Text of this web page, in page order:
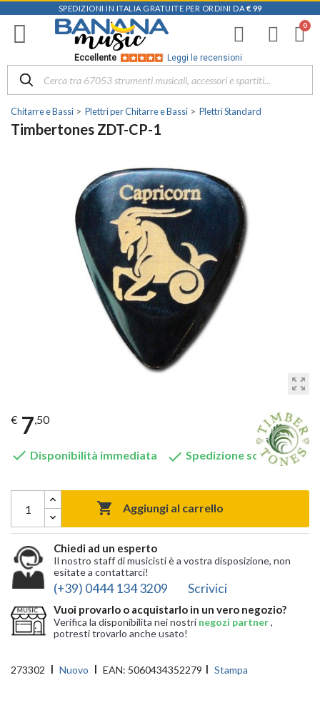
SPEDIZIONI IN ITALIA GRATUITE PER ORDINI DA € 99
Eccellente Leggi le recensioni
Chitarre e Bassi Plettri per Chitarre e Bassi Plettri Standard
Timbertones ZDT-CP-1
zoom_out_map
€ 7,50
 Disponibilità immediata  Spedizione solo 8,90 €
 Aggiungi al carrello
Chiedi ad un esperto
Il nostro staff di musicisti è a vostra disposizione, non
esitate a contattarci!
(+39) 0444 134 3209 Scrivici
Vuoi provarlo o acquistarlo in un vero negozio?
Verifica la disponibilita nei nostri negozi partner,
potresti trovarlo anche usato!
273302 Nuovo EAN: 5060434352279 Stampa